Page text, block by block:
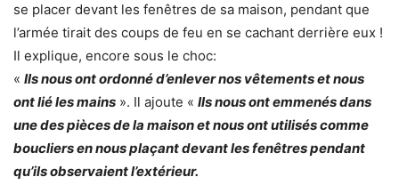
se placer devant les fenêtres de sa maison, pendant que
l’armée tirait des coups de feu en se cachant derrière eux !
Il explique, encore sous le choc:
« Ils nous ont ordonné d’enlever nos vêtements et nous
ont lié les mains ». Il ajoute « Ils nous ont emmenés dans
une des pièces de la maison et nous ont utilisés comme
boucliers en nous plaçant devant les fenêtres pendant
qu’ils observaient l’extérieur.